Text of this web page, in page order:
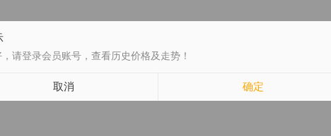
请登录会员账号，查看历史价格及走势！
取消 确定